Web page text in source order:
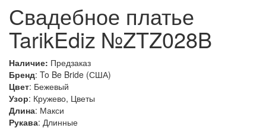
Свадебное платье
TarikEdiz №ZTZ028B
Наличие: Предзаказ
Бренд: To Be Bride (США)
Цвет: Бежевый
Узор: Кружево, Цветы
Длина: Макси
Рукава: Длинные